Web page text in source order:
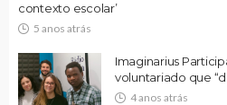
contexto escolar’
5 anos atrás
Imaginarius
voluntariado que
4 anos atrás